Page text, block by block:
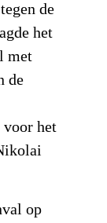
de
het
met
de
voor het
op